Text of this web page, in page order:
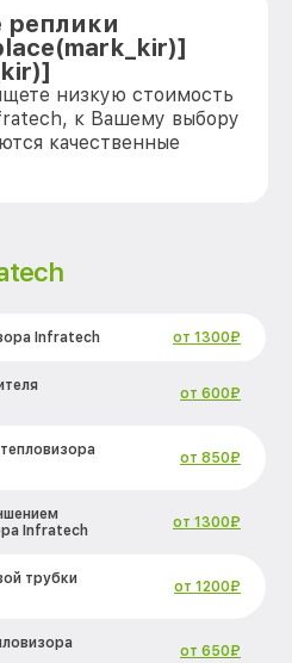
реплики
низкую стоимость
к Вашему выбору
качественные
Infratech от 1300₽
от 600₽
от 850₽
Infratech
от 1300₽
трубки
от 1200₽
от 650₽